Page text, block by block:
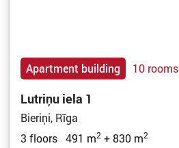
Apartment building 10 rooms
Lutriņu iela 1
Bieriņi, Rīga
3 floors 491 m2 + 830 m2